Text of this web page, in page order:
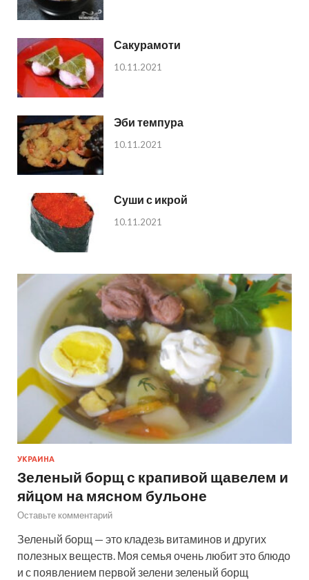
Сакурамоти
10.11.2021
Эби темпура
10.11.2021
Суши с икрой
10.11.2021
УКРАИНА
Зеленый борщ с крапивой щавелем и
яйцом на мясном бульоне
Оставьте комментарий
Зеленый борщ — это кладезь витаминов и других
полезных веществ. Моя семья очень любит это блюдо
и с появлением первой зелени зеленый борщ